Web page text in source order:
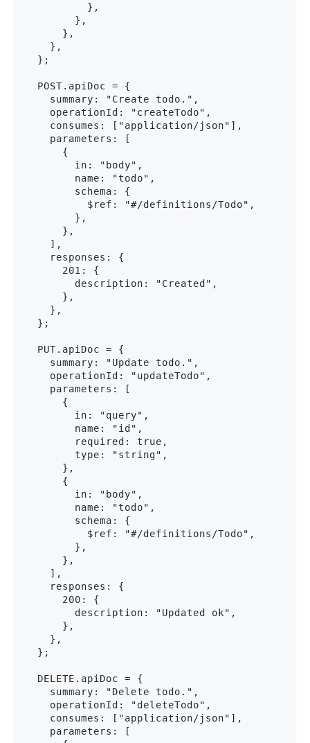
          },
        },
      },
    },
  };
  POST.apiDoc = {
    summary: "Create todo.",
    operationId: "createTodo",
    consumes: ["application/json"],
    parameters: [
      {
        in: "body",
        name: "todo",
        schema: {
          $ref: "#/definitions/Todo",
        },
      },
    ],
    responses: {
      201: {
        description: "Created",
      },
    },
  };
  PUT.apiDoc = {
    summary: "Update todo.",
    operationId: "updateTodo",
    parameters: [
      {
        in: "query",
        name: "id",
        required: true,
        type: "string",
      },
      {
        in: "body",
        name: "todo",
        schema: {
          $ref: "#/definitions/Todo",
        },
      },
    ],
    responses: {
      200: {
        description: "Updated ok",
      },
    },
  };
  DELETE.apiDoc = {
    summary: "Delete todo.",
    operationId: "deleteTodo",
    consumes: ["application/json"],
    parameters: [